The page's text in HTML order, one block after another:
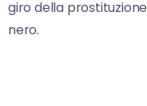
giro della
nero.